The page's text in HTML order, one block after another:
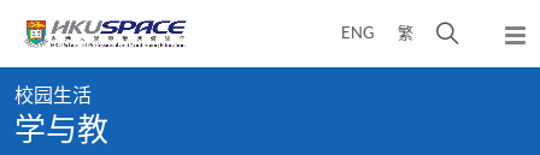
content
ENG 繁
开
弹
出
content
start
校园生活
学与教